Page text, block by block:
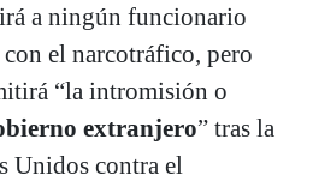
a ningún funcionario
el narcotráfico, pero
“la intromisión o
extranjero” tras la
Unidos contra el